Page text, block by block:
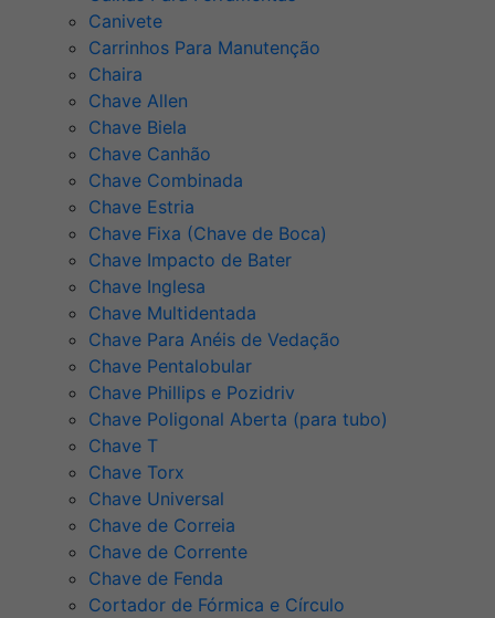
Canivete
Carrinhos Para Manutenção
Chaira
Chave Allen
Chave Biela
Chave Canhão
Chave Combinada
Chave Estria
Chave Fixa (Chave de Boca)
Chave Impacto de Bater
Chave Inglesa
Chave Multidentada
Chave Para Anéis de Vedação
Chave Pentalobular
Chave Phillips e Pozidriv
Chave Poligonal Aberta (para tubo)
Chave T
Chave Torx
Chave Universal
Chave de Correia
Chave de Corrente
Chave de Fenda
Cortador de Fórmica e Círculo